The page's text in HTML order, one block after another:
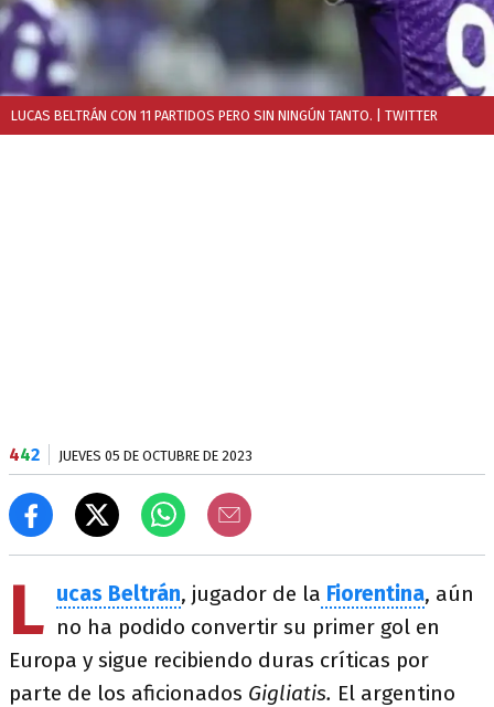
LUCAS BELTRÁN CON 11 PARTIDOS PERO SIN NINGÚN TANTO. | TWITTER
442 JUEVES 05 DE OCTUBRE DE 2023
L ucas Beltrán, jugador de la Fiorentina, aún
no ha podido convertir su primer gol en
Europa y sigue recibiendo duras críticas por
parte de los aficionados Gigliatis. El argentino